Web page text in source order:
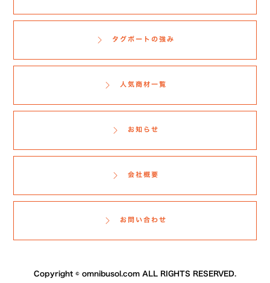
タグボートの強み
人気商材一覧
お知らせ
会社概要
お問い合わせ
Copyright © omnibusol.com ALL RIGHTS RESERVED.